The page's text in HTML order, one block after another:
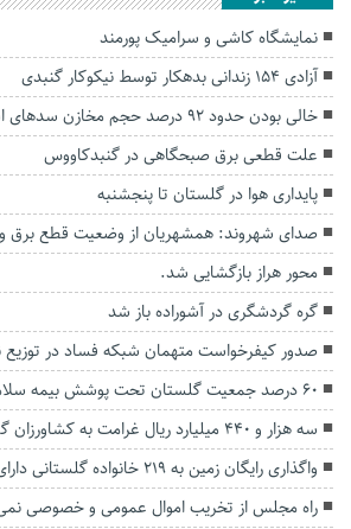
نمایشگاه کاشی و سرامیک پورمند
آزادی ۱۵۴ زندانی بدهکار توسط نیکوکار گنبدی
خالی بودن حدود ۹۲ درصد حجم مخازن سد‌های استان گلستان
علت قطعی برق صبحگاهی در گنبدکاووس
پایداری هوا در گلستان تا پنجشنبه
صدای شهروند: همشهریان از وضعیت قطع برق و
محور هراز بازگشایی شد.
گره گردشگری در آشوراده باز شد
صدور کیفرخواست متهمان شبکه فساد در توزیع
۶۰ درصد جمعیت گلستان تحت پوشش بیمه سلامت هستند
سه هزار و ۴۴۰ میلیارد ریال غرامت به کشاورزان گلستانی پرداخت شد
واگذاری رایگان زمین به ۲۱۹ خانواده گلستانی دارای سه فرزند و بیشتر
راه مجلس از تخریب اموال عمومی و خصوصی